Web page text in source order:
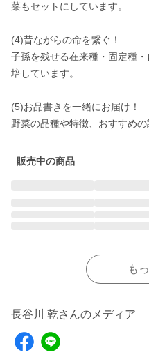
菜もセットにしています。
(4)昔ながらの命を繋ぐ！
子孫を残せる在来種・固定種
培しています。
(5)お品書きを一緒にお届け！
野菜の品種や特徴、おすすめの
販売中の商品
も
長谷川 乾さんのメディア